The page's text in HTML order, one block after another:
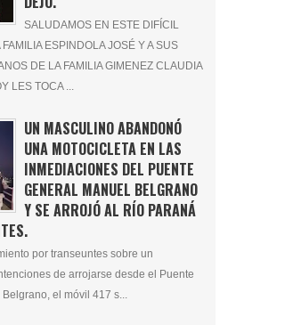
SALUDAMOS EN ESTE DIFÍCIL
FAMILIA ESPINDOLA JOSÉ Y A SUS
DE LA FAMILIA GIMENEZ CLAUDIA
LES TOCA ...
UN MASCULINO ABANDONÓ
UNA MOTOCICLETA EN LAS
INMEDIACIONES DEL PUENTE
GENERAL MANUEL BELGRANO
Y SE ARROJÓ AL RÍO PARANÁ
por transeuntes sobre un
de arrojarse desde el Puente
el móvil 417 s...